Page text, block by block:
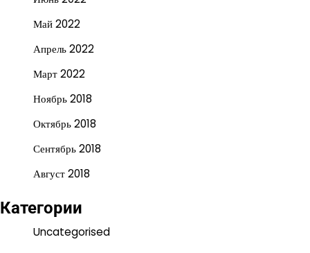
Май 2022
Апрель 2022
Март 2022
Ноябрь 2018
Октябрь 2018
Сентябрь 2018
Август 2018
Категории
Uncategorised